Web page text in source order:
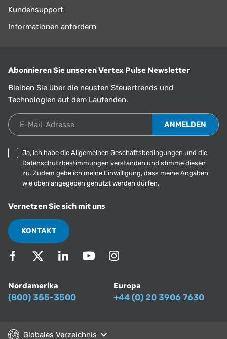
Kundensupport
Informationen anfordern
Abonnieren Sie unseren Vertex Pulse Newsletter
Bleiben Sie über die neusten Steuertrends und
Technologien auf dem Laufenden.
E-Mail-Adresse
Ja, ich habe die Allgemeinen Geschäftsbedingungen und die
Datenschutzbestimmungen verstanden und stimme diesen
zu. Zudem gebe ich meine Einwilligung, dass meine Angaben
wie oben angegeben genutzt werden dürfen.
Vernetzen Sie sich mit uns
KONTAKT
Nordamerika
(800) 355-3500
Europa
+44 (0) 20 3906 7630
Globales Verzeichnis